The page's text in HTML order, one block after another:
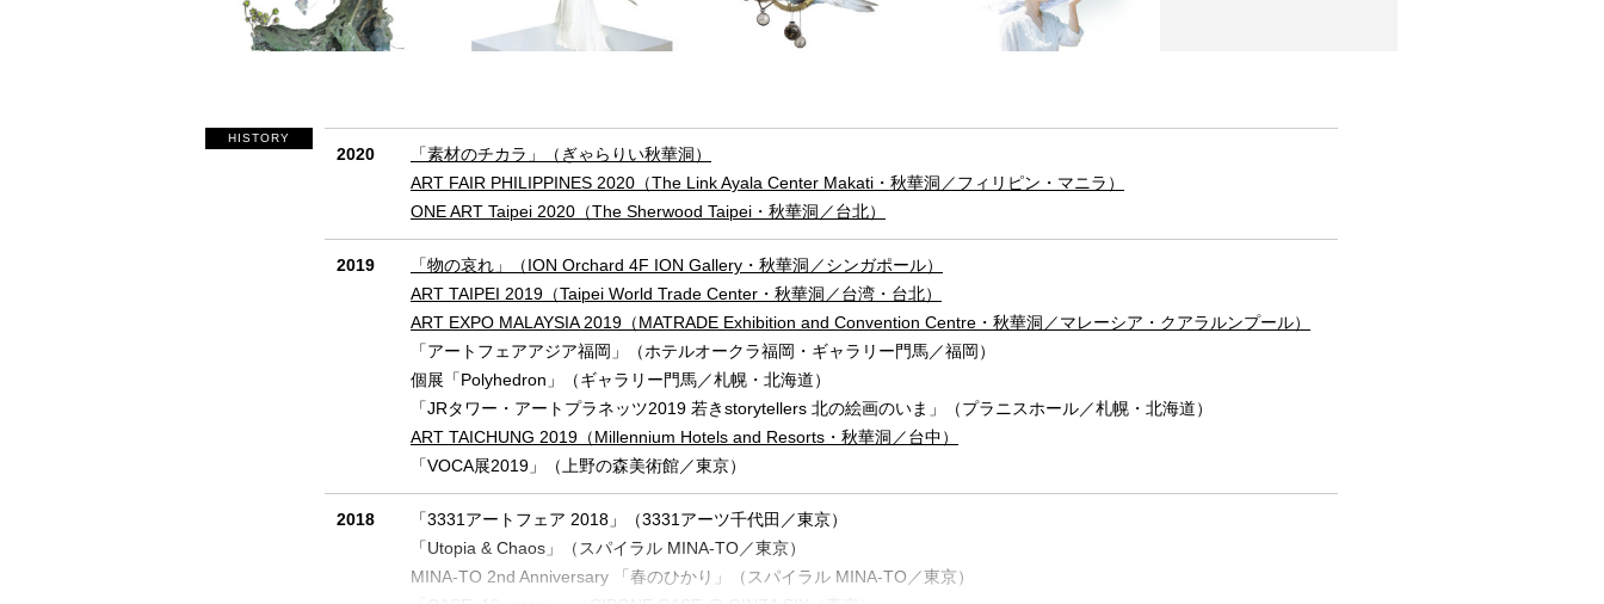
HISTORY
2020
「素材のチカラ」（ぎゃらりい秋華洞）
ART FAIR PHILIPPINES 2020（The Link Ayala Center Makati・秋華洞／フィリピン・マニラ）
ONE ART Taipei 2020（The Sherwood Taipei・秋華洞／台北）
2019
「物の哀れ」（ION Orchard 4F ION Gallery・秋華洞／シンガポール）
ART TAIPEI 2019（Taipei World Trade Center・秋華洞／台湾・台北）
ART EXPO MALAYSIA 2019（MATRADE Exhibition and Convention Centre・秋華洞／マレーシア・クアラルンプール）
「アートフェアアジア福岡」（ホテルオークラ福岡・ギャラリー門馬／福岡）
個展「Polyhedron」（ギャラリー門馬／札幌・北海道）
「JRタワー・アートプラネッツ2019 若きstorytellers 北の絵画のいま」（プラニスホール／札幌・北海道）
ART TAICHUNG 2019（Millennium Hotels and Resorts・秋華洞／台中）
「VOCA展2019」（上野の森美術館／東京）
2018
「3331アートフェア 2018」（3331アーツ千代田／東京）
「Utopia & Chaos」（スパイラル MINA-TO／東京）
MINA-TO 2nd Anniversary 「春のひかり」（スパイラル MINA-TO／東京）